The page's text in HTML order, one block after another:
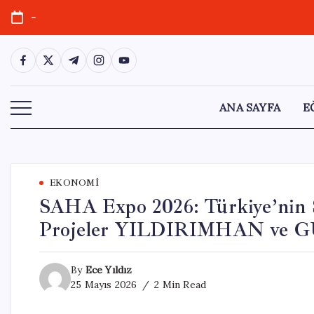
Skip
content
-
https://www.facebook.com/
https://twitter.com/
https://t.me/
https://www.instagram.com/
https://youtube.com/
ANA SAYFA
EKONOMI
SAHA Expo 2026: Türkiye’nin
Projeler YILDIRIMHAN ve
By Ece Yıldız
25 Mayıs 2026
2 Min Read